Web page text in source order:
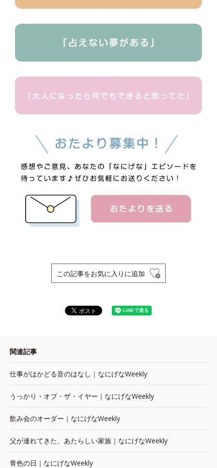
この記事をお気に入りに追加
関連記事
仕事がはかどる音のはなし｜なにげなWeekly
うっかり・オブ・ザ・イヤー｜なにげなWeekly
飲み会のオーダー｜なにげなWeekly
父が連れてきた、あたらしい家族｜なにげなWeekly
青色の日｜なにげなWeekly